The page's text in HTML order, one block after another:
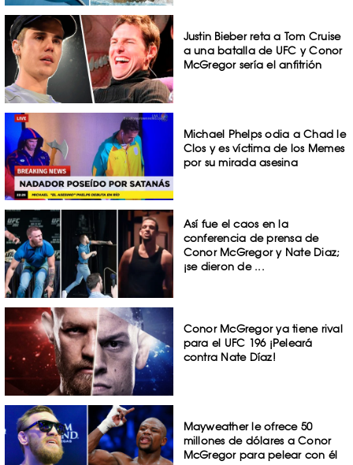
Justin Bieber reta a Tom Cruise
a una batalla de UFC y Conor
McGregor sería el anfitrión
Michael Phelps odia a Chad le
Clos y es víctima de los Memes
por su mirada asesina
Así fue el caos en la
conferencia de prensa de
Conor McGregor y Nate Diaz;
¡se dieron de ...
Conor McGregor ya tiene rival
para el UFC 196 ¡Peleará
contra Nate Díaz!
Mayweather le ofrece 50
millones de dólares a Conor
McGregor para pelear con él